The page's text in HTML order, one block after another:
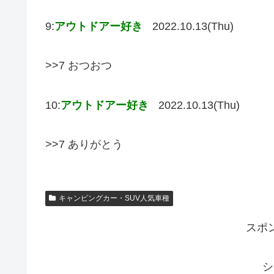
9:アウトドアー好き 2022.10.13(Thu)
>>7 おつおつ
10:アウトドアー好き 2022.10.13(Thu)
>>7 ありがとう
キャンピングカー・SUV人気車種
スポ